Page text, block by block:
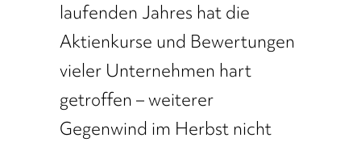
laufenden Jahres hat die
Aktienkurse und Bewertungen
vieler Unternehmen hart
getroffen – weiterer
Gegenwind im Herbst nicht